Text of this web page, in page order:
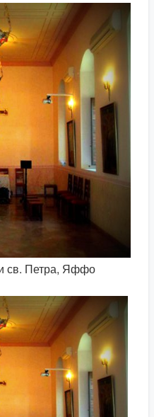
св. Петра, Яффо